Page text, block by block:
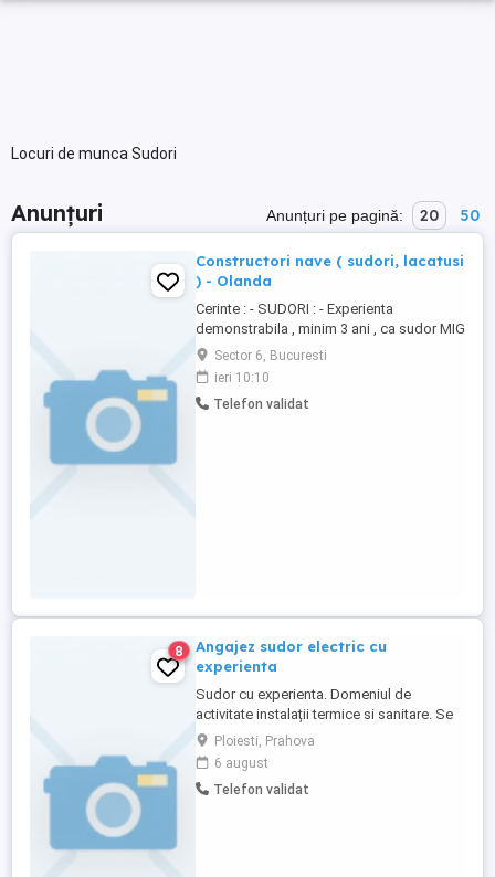
Locuri de munca Sudori
Anunțuri Anunțuri pe pagină: 20 50
Constructori nave ( sudori, lacatusi
) - Olanda
Cerinte : - SUDORI : - Experienta
demonstrabila , minim 3 ani , ca sudor MIG
- MAG in constructii navale - Certificate de
sudura , 135-136-138 , valabile -
Cunostinte limba engleza , nivel mediu -
Permis auto B . Masina personala este un
Sector 6, Bucuresti
ieri 10:10
Telefon validat
8
Angajez sudor electric cu
experienta
Sudor cu experienta. Domeniul de
activitate instalații termice si sanitare. Se
oferă salariu începând cu 6000 lei net și
bonusuri la final de proiect. Asiguram
integritate in domeniu si suport pt nevoia
de dezvoltare pe planul de activități al
Ploiesti, Prahova
6 august
Telefon validat